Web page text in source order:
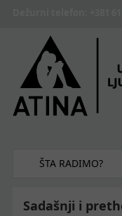
ŠTA RADIMO?
Sadašnji i